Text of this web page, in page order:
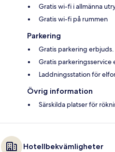
Gratis wi-fi i allmänna
Gratis wi-fi på rummen
Parkering
Gratis parkering erbjuds.
Gratis parkeringsservice
Laddningsstation för
Övrig information
Särskilda platser för
Hotellbekvämligheter